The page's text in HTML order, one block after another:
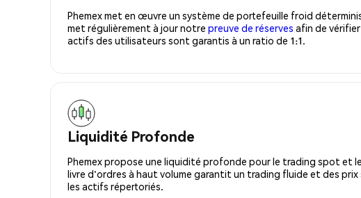
Phemex met en œuvre un système de portefeuille froid
met régulièrement à jour notre preuve de réserves afin de
actifs des utilisateurs sont garantis à un ratio de 1:1.
Liquidité Profonde
Phemex propose une liquidité profonde pour le trading spot et
livre d'ordres à haut volume garantit un trading fluide et des
les actifs répertoriés.